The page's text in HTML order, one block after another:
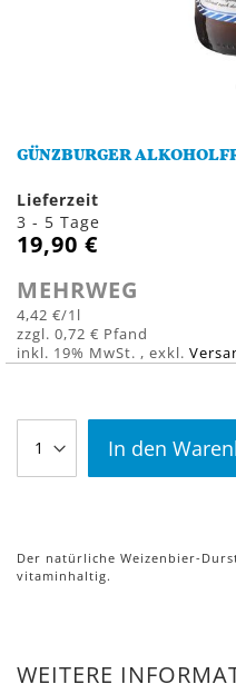
GÜNZBURGER
Lieferzeit
3 - 5 Tage
19,90 €
MEHRWEG
4,42 €/1l
0,72 €
inkl. 19% MwSt. , exkl.
In den
Der natürliche Weizenbier-
vitaminhaltig.
der
springen
WEITERE